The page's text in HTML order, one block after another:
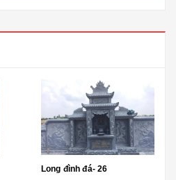
Long đình đá- 26